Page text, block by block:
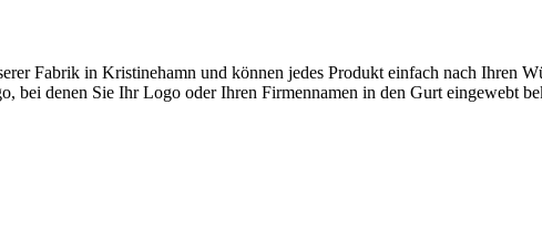
Fabrik in Kristinehamn und können jedes Produkt einfach nach Ihren
denen Sie Ihr Logo oder Ihren Firmennamen in den Gurt eingewebt